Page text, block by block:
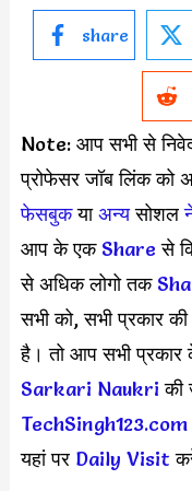
share
Note: आप सभी से
प्रोफेसर जॉब लिंक को
फेसबुकयाअन्यसोशल
आप के एक Shareसे
से अधिक लोगो तक
सभी को, सभी प्रकार की
है। तो आप सभी प्रकार
Sarkari Naukri की
TechSingh123.com
यहां पर Daily Visit